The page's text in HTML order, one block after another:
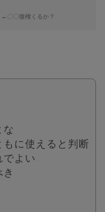
←〇〇復権くるか？
な
に使えると判断
でよい